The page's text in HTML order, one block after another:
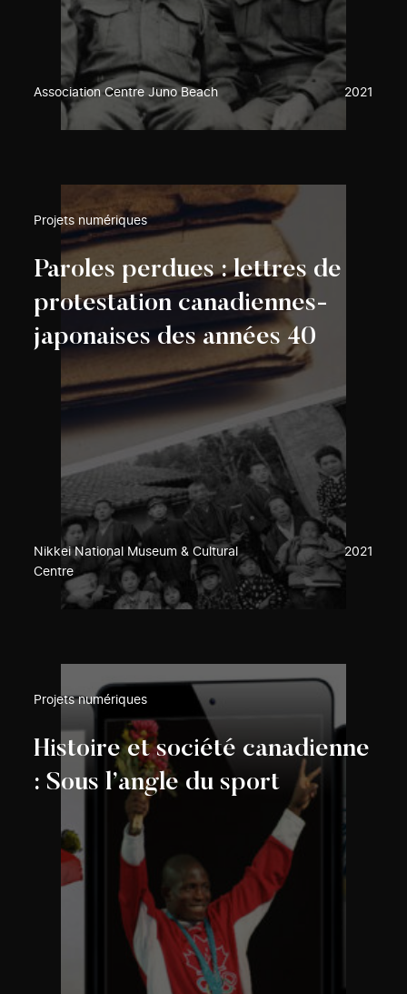
Association Centre Juno Beach 2021
Projets numériques
Paroles perdues : lettres de
protestation canadiennes-
japonaises des années 40
Nikkei National Museum & Cultural
Centre
2021
Projets numériques
Histoire et société canadienne
: Sous l’angle du sport